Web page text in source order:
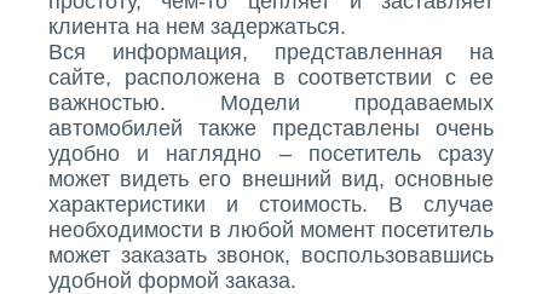
клиента на нем задержаться.
Вся информация, представленная на
сайте, расположена в соответствии с ее
важностью. Модели продаваемых
автомобилей также представлены очень
удобно и наглядно – посетитель сразу
может видеть его внешний вид, основные
характеристики и стоимость. В случае
необходимости в любой момент посетитель
может заказать звонок, воспользовавшись
удобной формой заказа.